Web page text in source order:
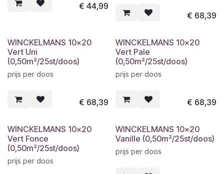
€ 44,99
€ 68,39
WINCKELMANS 10x20
Vert Uni
(0,50m²/25st/doos)
prijs per doos
€ 68,39
WINCKELMANS 10x20
Vert Pale
(0,50m²/25st/doos)
prijs per doos
€ 68,39
WINCKELMANS 10x20
Vert Fonce
(0,50m²/25st/doos)
prijs per doos
WINCKELMANS 10x20
Vanille (0,50m²/25st/doos)
prijs per doos